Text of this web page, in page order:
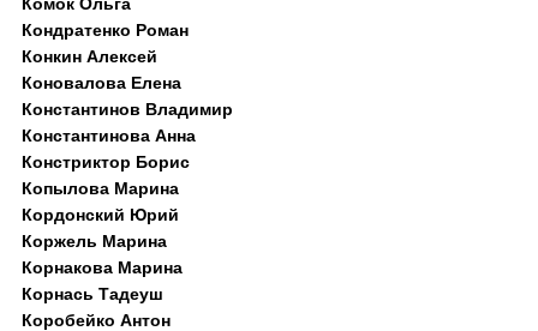
Кондратенко Роман
Конкин Алексей
Коновалова Елена
Константинов Владимир
Константинова Анна
Констриктор Борис
Копылова Марина
Кордонский Юрий
Коржель Марина
Корнакова Марина
Корнась Тадеуш
Коробейко Антон